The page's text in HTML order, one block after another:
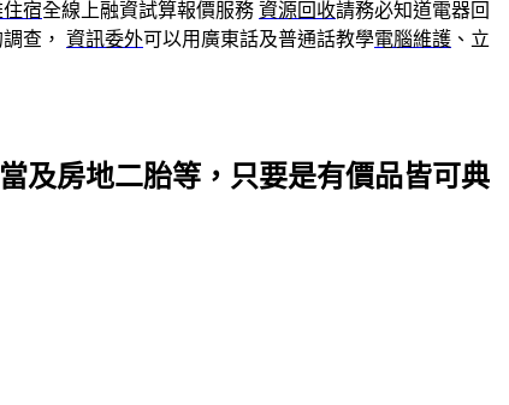
宿全線上融資試算報價服務 資源回收請務必知道電器回
查， 資訊委外可以用廣東話及普通話教學電腦維護 、立
及房地二胎等，只要是有價品皆可典